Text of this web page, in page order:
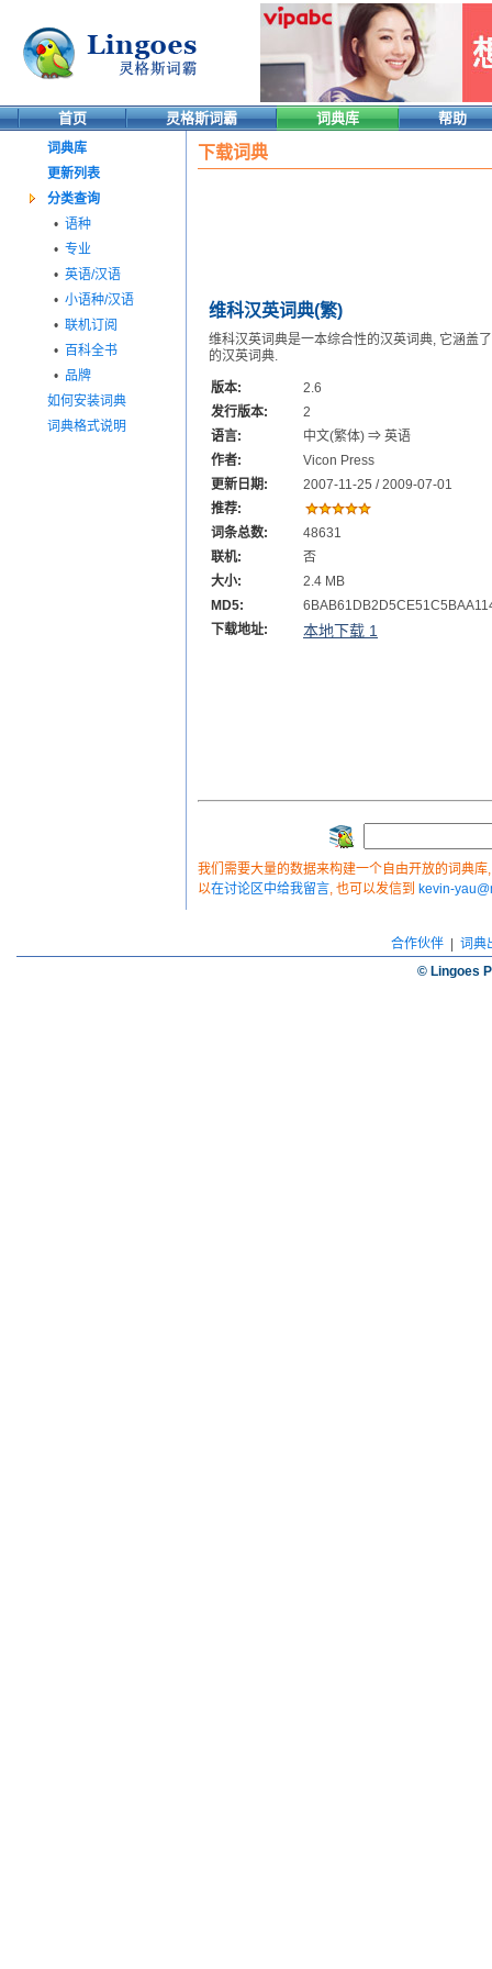
首页 灵格斯词霸 词典库 帮助
词典库
更新列表
分类查询
• 语种
• 专业
• 英语/汉语
• 小语种/汉语
• 联机订阅
• 百科全书
• 品牌
如何安装词典
词典格式说明
下载词典
维科汉英词典(繁)
维科汉英词典是一本综合性的汉英词典, 它涵盖
的汉英词典.
版本:
2.6
发行版本:
2
语言:
中文(繁体) ⇒ 英语
作者:
Vicon Press
更新日期:
2007-11-25 / 2009-07-01
推荐:
词条总数:
48631
联机:
否
大小:
2.4 MB
MD5:
下载地址:
本地下载 1
我们需要大量的数据来构建一个自由开放的词典
以在讨论区中给我留言, 也可以发信到 kevin-
合作伙伴| 词典
© Lingoes